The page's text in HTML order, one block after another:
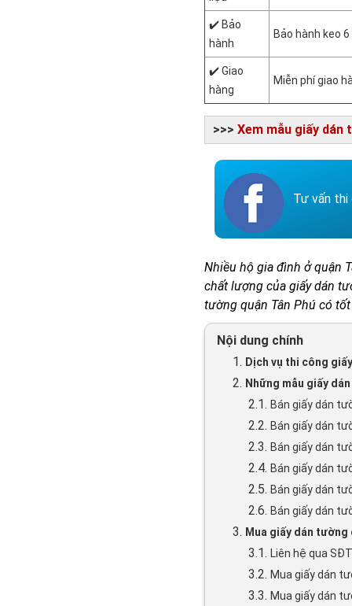
✔️ Bảo
hành
Bảo hành keo
✔️ Giao
hàng
Miễn phí giao
>>> Xem mẫu giấy
Tư vấn thi
Nhiều hộ gia đình ở quận
chất lượng của giấy dán
tường quận Tân Phú có
Nội dung chính
1. Dịch vụ thi công
2. Những mẫu giấy
2.1. Bán giấy dán
2.2. Bán giấy dán
2.3. Bán giấy dán
2.4. Bán giấy dán
2.5. Bán giấy dán
2.6. Bán giấy dán
3. Mua giấy dán tường
3.1. Liên hệ qua
3.2. Mua giấy dán
3.3. Mua giấy dán